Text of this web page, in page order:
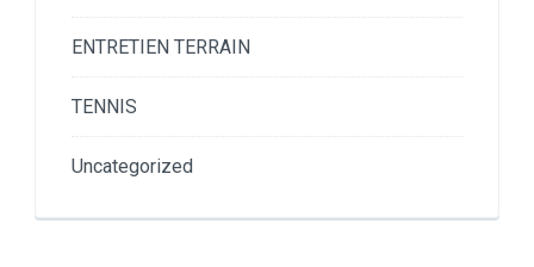
ENTRETIEN TERRAIN
TENNIS
Uncategorized